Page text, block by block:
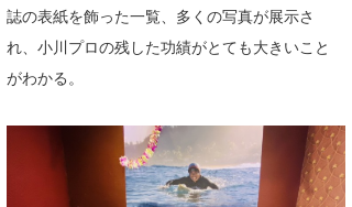
誌の表紙を飾った一覧、多くの写真が展示さ
れ、小川プロの残した功績がとても大きいこと
がわかる。NOBUFUKU
大野”MAR”修聖
喜納海人
G◎Da
H
KID